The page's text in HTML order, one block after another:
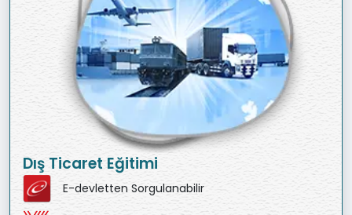
Dış Ticaret Eğitimi
E-devletten Sorgulanabilir